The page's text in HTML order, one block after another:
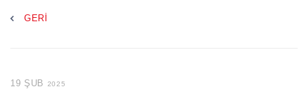
GERI
19 ŞUB 2025